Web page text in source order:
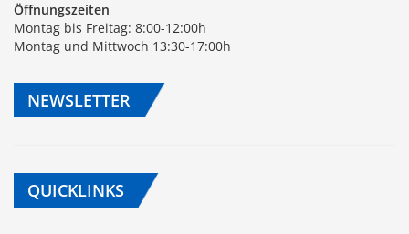
Öffnungszeiten
Montag bis Freitag: 8:00-12:00h
Montag und Mittwoch 13:30-17:00h
NEWSLETTER
QUICKLINKS